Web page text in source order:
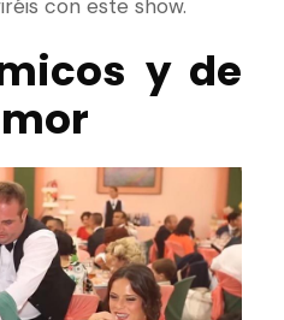
con este show.
y de